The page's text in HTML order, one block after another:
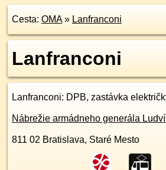
Cesta: OMA» Lanfranconi
Lanfranconi
Lanfranconi: DPB, zastávka
Nábrežie armádneho generála
811 02 Bratislava, Staré Mesto